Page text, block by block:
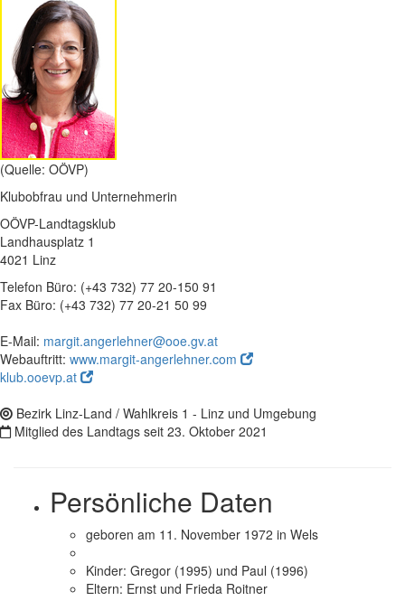
(Quelle: OÖVP)
Klubobfrau und Unternehmerin
OÖVP-Landtagsklub
Landhausplatz 1
4021 Linz
Telefon Büro: (+43 732) 77 20-150 91
Fax Büro: (+43 732) 77 20-21 50 99
E-Mail: margit.angerlehner@ooe.gv.at
Webauftritt: www.margit-angerlehner.com
klub.ooevp.at
Bezirk Linz-Land / Wahlkreis 1 - Linz und Umgebung
Mitglied des Landtags seit 23. Oktober 2021
Persönliche Daten
geboren am 11. November 1972 in Wels
Kinder: Gregor (1995) und Paul (1996)
Eltern: Ernst und Frieda Roitner